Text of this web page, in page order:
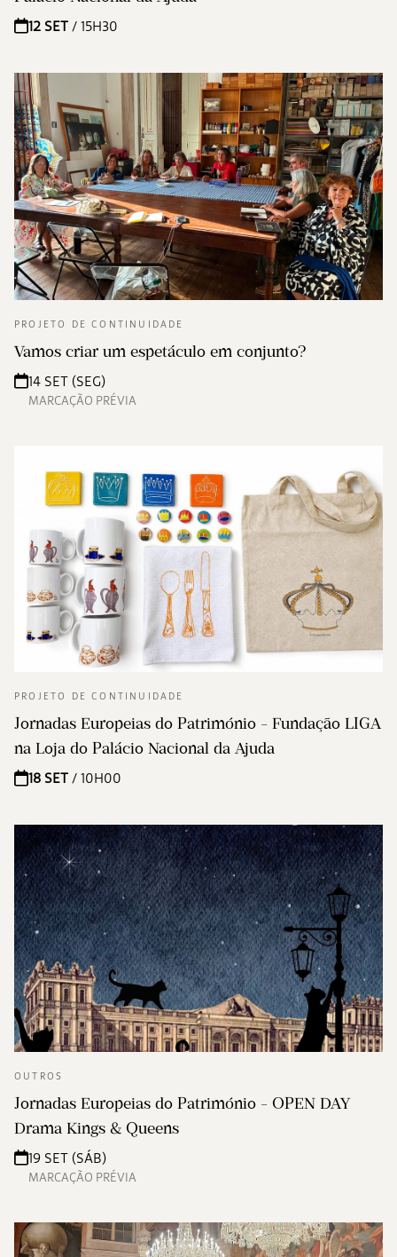
12 SET / 15H30
PROJETO DE CONTINUIDADE
Vamos criar um espetáculo em conjunto?
14 SET (SEG)
MARCAÇÃO PRÉVIA
PROJETO DE CONTINUIDADE
Jornadas Europeias do Património - Fundação LIGA
na Loja do Palácio Nacional da Ajuda
18 SET / 10H00
OUTROS
Jornadas Europeias do Património - OPEN DAY
Drama Kings & Queens
19 SET (SÁB)
MARCAÇÃO PRÉVIA